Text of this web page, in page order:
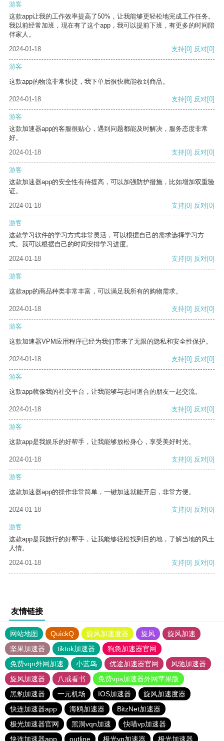
游客
这款app让我的工作效率提高了50%，让我能够更轻松地完成工作任务。
我以前经常加班，现在有了这个app，我可以提前下班，有更多的时间陪
伴家人。
2024-01-18
支持[0] 反对[0]
游客
这款app的物流非常快捷，我下单后很快就能收到商品。
2024-01-18 支持[0] 反对[0]
游客
这款加速器app的客服很贴心，遇到问题都能及时解决，服务态度非常
好。
2024-01-18
支持[0] 反对[0]
游客
这款加速器app的安全性有待提高，可以加强防护措施，比如增加双重验
证。
2024-01-18
支持[0] 反对[0]
游客
这款学习软件的学习方式非常灵活，可以根据自己的需求选择学习方
式。我可以根据自己的时间安排学习进度。
2024-01-18
支持[0] 反对[0]
游客
这款app的商品种类非常丰富，可以满足我所有的购物需求。
2024-01-18 支持[0] 反对[0]
游客
这款加速器VPM应用程序已经为我们带来了无限的隐私和安全性保护。
2024-01-18 支持[0] 反对[0]
游客
这款app就像我的社交平台，让我能够与志同道合的朋友一起交流。
2024-01-18 支持[0] 反对[0]
游客
这款app是我娱乐的好帮手，让我能够放松身心，享受美好时光。
2024-01-18 支持[0] 反对[0]
游客
这款加速器app的操作非常简单，一键加速就能开启，非常方便。
2024-01-18 支持[0] 反对[0]
游客
这款app是我旅行的好帮手，让我能够轻松找到目的地，了解当地的风土
人情。
2024-01-18
支持[0] 反对[0]
友情链接
网站地图 QuickQ 旋风加速度器 旋风
旋风加速
坚果加速器
tiktok加速器
狗急加速器官网
免费vqn外网加速
小蓝鸟 优途加速器官网
风驰加速器
旋风加速器
八戒看书
免费vps加速器外网苹果版
黑豹加速器
一元机场 IOS加速器
旋风加速度器
快连加速器app
海鸥加速器
BitzNet加速器
极光加速器官网
黑洞vqn加速
快喵vp加速器
快连加速器app
outline 极光vp加速器 极光加速器